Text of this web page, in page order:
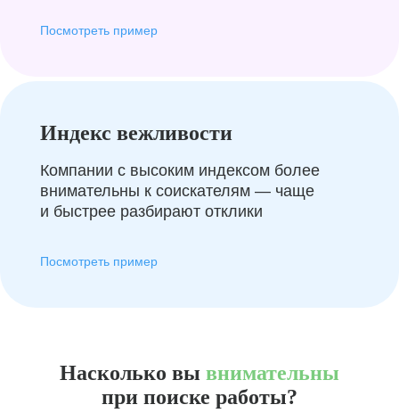
Посмотреть пример
Индекс вежливости
Компании с высоким индексом более
внимательны к соискателям — чаще
и быстрее разбирают отклики
Посмотреть пример
Насколько вы внимательны
при поиске работы?